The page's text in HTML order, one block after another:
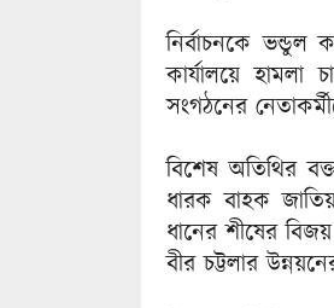
নির্বাচনকে ভন্ডুল
কার্যালয়ে
সংগঠনের
বিশেষ অতিথির
ধারক বাহক
ধানের শীষের
বীর চট্টলার